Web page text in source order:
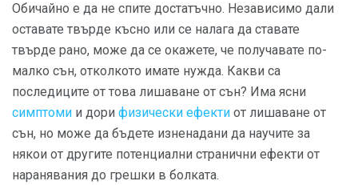
Обичайно е да не спите достатъчно. Независимо дали
оставате твърде късно или се налага да ставате
твърде рано, може да се окажете, че получавате по-
малко сън, отколкото имате нужда. Какви са
последиците от това лишаване от сън? Има ясни
симптоми и дори физически ефекти от лишаване от
сън, но може да бъдете изненадани да научите за
някои от другите потенциални странични ефекти от
наранявания до грешки в болката.